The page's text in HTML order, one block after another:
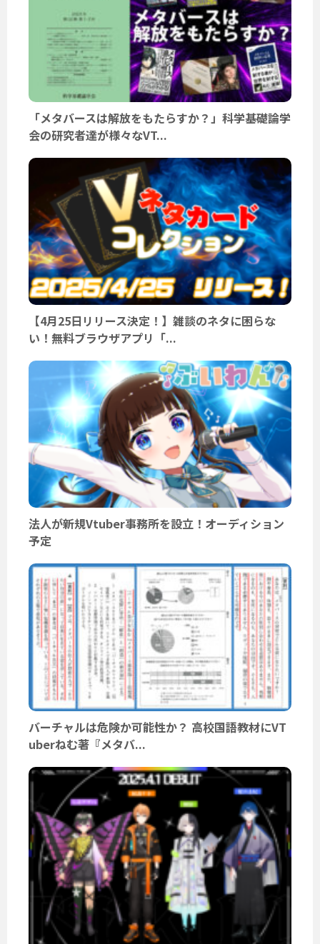
「メタバースは解放をもたらすか？」科学基礎論学
会の研究者達が様々なVT...
【4月25日リリース決定！】雑談のネタに困らな
い！無料ブラウザアプリ「...
法人が新規Vtuber事務所を設立！オーディション
予定
バーチャルは危険か可能性か？ 高校国語教材にVT
uberねむ著『メタバ...